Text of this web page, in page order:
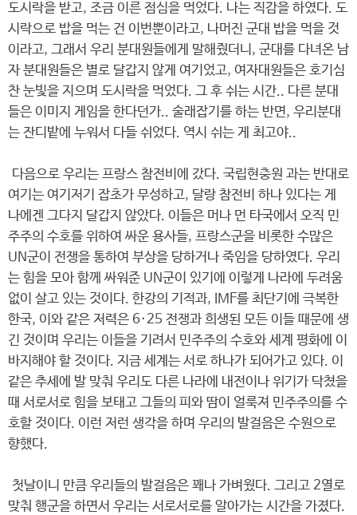
도시락을 받고, 조금 이른 점심을 먹었다. 나는 직감을 하였다. 도
시락으로 밥을 먹는 건 이번뿐이라고, 나머진 군대 밥을 먹을 것
이라고, 그래서 우리 분대원들에게 말해줬더니, 군대를 다녀온 남
자 분대원들은 별로 달갑지 않게 여기었고, 여자대원들은 호기심
찬 눈빛을 지으며 도시락을 먹었다. 그 후 쉬는 시간.. 다른 분대
들은 이미지 게임을 한다던가.. 술래잡기를 하는 반면, 우리분대
는 잔디밭에 누워서 다들 쉬었다. 역시 쉬는 게 최고야..
다음으로 우리는 프랑스 참전비에 갔다. 국립현충원 과는 반대로
여기는 여기저기 잡초가 무성하고, 달랑 참전비 하나 있다는 게
나에겐 그다지 달갑지 않았다. 이들은 머나 먼 타국에서 오직 민
주주의 수호를 위하여 싸운 용사들, 프랑스군을 비롯한 수많은
UN군이 전쟁을 통하여 부상을 당하거나 죽임을 당하였다. 우리
는 힘을 모아 함께 싸워준 UN군이 있기에 이렇게 나라에 두려움
없이 살고 있는 것이다. 한강의 기적과, IMF를 최단기에 극복한
한국, 이와 같은 저력은 6·25 전쟁과 희생된 모든 이들 때문에 생
긴 것이며 우리는 이들을 기려서 민주주의 수호와 세계 평화에 이
바지해야 할 것이다. 지금 세계는 서로 하나가 되어가고 있다. 이
같은 추세에 발 맞춰 우리도 다른 나라에 내전이나 위기가 닥쳤을
때 서로서로 힘을 보태고 그들의 피와 땀이 얼룩져 민주주의를 수
호할 것이다. 이런 저런 생각을 하며 우리의 발걸음은 수원으로
향했다.
첫날이니 만큼 우리들의 발걸음은 꽤나 가벼웠다. 그리고 2열로
맞춰 행군을 하면서 우리는 서로서로를 알아가는 시간을 가졌다.